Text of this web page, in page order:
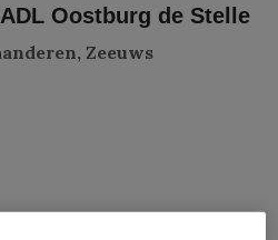
Oostburg de Stelle
Zeeuws
FUNCTIE